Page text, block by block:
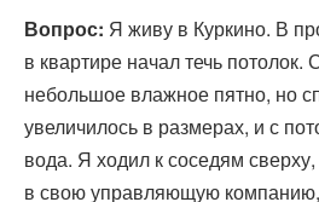
Вопрос: Я живу в Куркино. В
в квартире начал течь
небольшое влажное пятно, но
увеличилось в размерах, и с
вода. Я ходил к соседям
в свою управляющую